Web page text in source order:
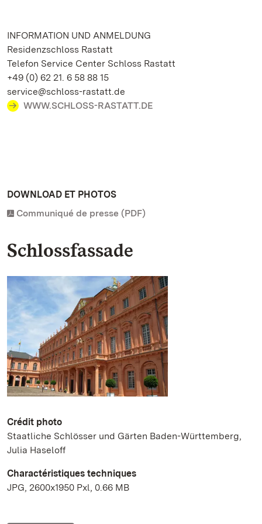
INFORMATION UND ANMELDUNG
Residenzschloss Rastatt
Telefon Service Center Schloss Rastatt
+49 (0) 62 21. 6 58 88 15
service@schloss-rastatt.de
WWW.SCHLOSS-RASTATT.DE
DOWNLOAD ET PHOTOS
Communiqué de presse (PDF)
Schlossfassade
Crédit photo
Staatliche Schlösser und Gärten Baden-Württemberg,
Julia Haseloff
Charactéristiques techniques
JPG, 2600x1950 Pxl, 0.66 MB